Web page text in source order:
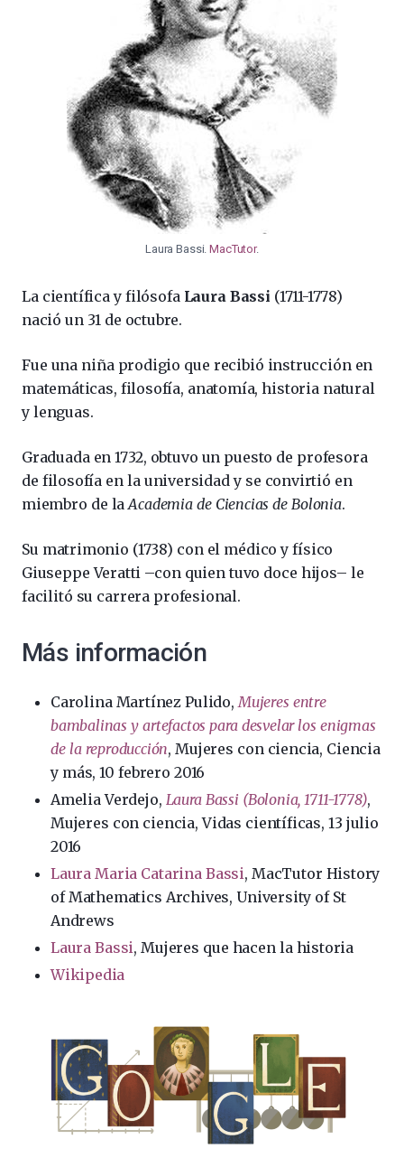
Laura Bassi.MacTutor.
La científica y filósofa Laura Bassi (1711-1778)
nació un 31 de octubre.
Fue una niña prodigio que recibió instrucción en
matemáticas, filosofía, anatomía, historia natural
y lenguas.
Graduada en 1732, obtuvo un puesto de profesora
de filosofía en la universidad y se convirtió en
miembro de laAcademia de Ciencias de Bolonia.
Su matrimonio (1738) con el médico y físico
Giuseppe Veratti –con quien tuvo doce hijos– le
facilitó su carrera profesional.
Más información
Carolina Martínez Pulido,Mujeres entre
bambalinas y artefactos para desvelar los enigmas
de la reproducción, Mujeres con ciencia, Ciencia
y más, 10 febrero 2016
Amelia Verdejo, Laura Bassi (Bolonia, 1711-1778),
Mujeres con ciencia, Vidas científicas, 13 julio
2016
Laura Maria Catarina Bassi, MacTutor History
of Mathematics Archives, University of St
Andrews
Laura Bassi, Mujeres que hacen la historia
Wikipedia